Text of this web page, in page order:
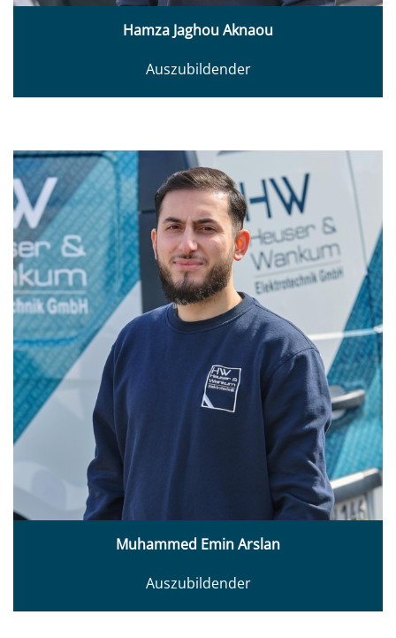
Hamza Jaghou Aknaou
Auszubildender
Muhammed Emin Arslan
Auszubildender